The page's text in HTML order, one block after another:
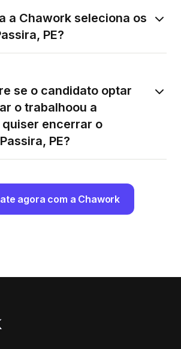
a Chawork seleciona os
PE?
se o candidato optar
o trabalhoou a
encerrar o
PE?
agora com a Chawork